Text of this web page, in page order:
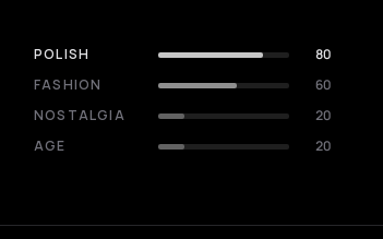
POLISH
80
FASHION
60
NOSTALGIA
20
AGE 20